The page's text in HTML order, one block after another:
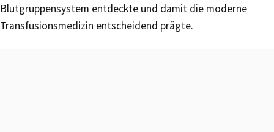
Blutgruppensystem entdeckte und damit die moderne
Transfusionsmedizin entscheidend prägte.